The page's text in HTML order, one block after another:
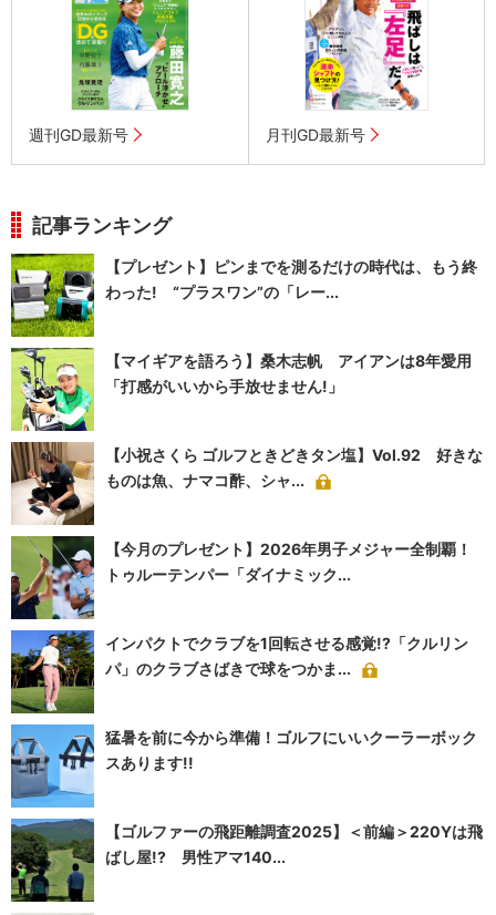
週刊GD最新号 月刊GD最新号
記事ランキング
【プレゼント】ピンまでを測るだけの時代は、もう終
わった! “プラスワン”の「レー...
【マイギアを語ろう】桑木志帆 アイアンは8年愛用
「打感がいいから手放せません!」
【小祝さくら ゴルフときどきタン塩】Vol.92 好きな
ものは魚、ナマコ酢、シャ...
【今月のプレゼント】2026年男子メジャー全制覇！
トゥルーテンパー「ダイナミック...
インパクトでクラブを1回転させる感覚!?「クルリン
パ」のクラブさばきで球をつかま...
猛暑を前に今から準備！ゴルフにいいクーラーボック
スあります!!
【ゴルファーの飛距離調査2025】＜前編＞220Yは飛
ばし屋!? 男性アマ140...